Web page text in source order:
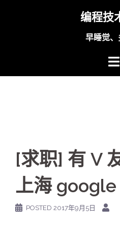
编程技
早睡觉、
[求职] 有 V
上海 google
POSTED 2017年9月5日